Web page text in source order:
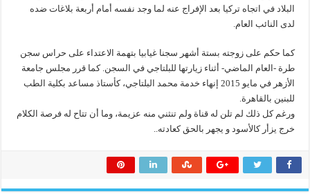
البلاد في اتجاه تركيا بعد الإفراج عنه لما وجد نفسه أمام أربعة بلاغات ضده
لدى النائب العام.
كما حكم على زوجته بستة أشهر سجنا غيابيا بتهمة الاعتداء على حراس سجن
طرة -العام الماضي- أثناء زيارتها للبلتاجي في السجن. كما قرر مجلس جامعة
الأزهر في مايو 2015 إنهاء خدمة محمد البلتاجي، كأستاذ مساعد بكلية الطب
للبنين بالقاهرة.
ورغم كل ذلك لم تلن له قناة ولم تنثني منه عزيمة، وما أن تتاح له فرصة الكلام
خرج يزأر كالأسود و يجهر بالحق كعادته..